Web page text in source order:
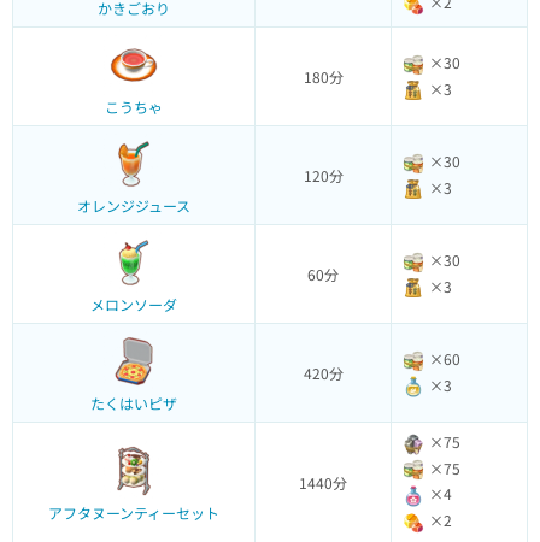
かきごおり
こうちゃ
180分
×30
×3
オレンジジュース
120分
×30
×3
メロンソーダ
60分
×30
×3
たくはいピザ
420分
×60
×3
アフタヌーンティーセット
1440分
×75
×75
×4
×2